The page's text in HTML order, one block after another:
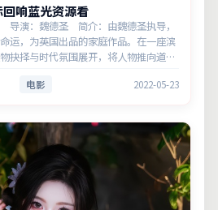
响蓝光资源看
导演：魏德圣 简介：由魏德圣执导，
运，为英国出品的家庭作品。在一座滨
抉择与时代氛围展开，将人物推向道德
电影 2022-05-23